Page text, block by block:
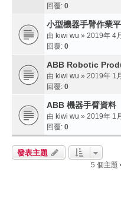
回覆: 0
小型機器手臂作業
由 kiwi wu » 2019年 4
回覆: 0
ABB Robotic
由 kiwi wu » 2019年 1
回覆: 0
ABB 機器手臂資料
由 kiwi wu » 2019年 1
回覆: 0
發表主題
5 個主題